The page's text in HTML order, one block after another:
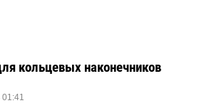
кольцевых наконечников